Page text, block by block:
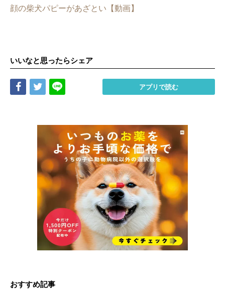
顔の柴犬パピーがあざとい【動画】
いいなと思ったらシェア
Share Tweet アプリで読む
おすすめ記事